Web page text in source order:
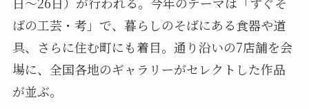
ばの工芸・考」で、暮らしのそばにある食器や道
具、さらに住む町にも着目。通り沿いの7店舗を会
場に、全国各地のギャラリーがセレクトした作品
が並ぶ。